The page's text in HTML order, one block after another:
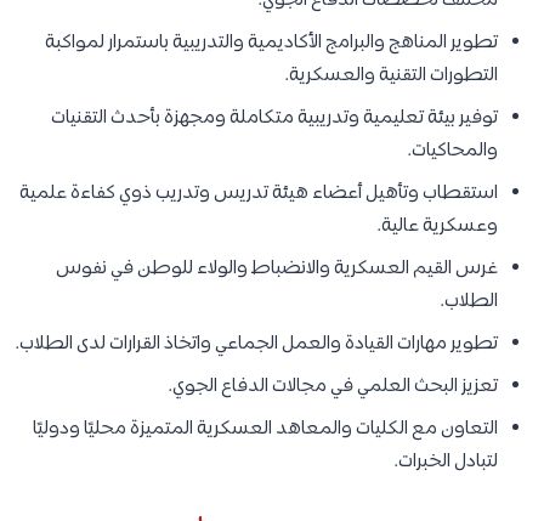
تطوير المناهج والبرامج الأكاديمية والتدريبية باستمرار لمواكبة
التطورات التقنية والعسكرية.
توفير بيئة تعليمية وتدريبية متكاملة ومجهزة بأحدث التقنيات
والمحاكيات.
استقطاب وتأهيل أعضاء هيئة تدريس وتدريب ذوي كفاءة علمية
وعسكرية عالية.
غرس القيم العسكرية والانضباط والولاء للوطن في نفوس
الطلاب.
تطوير مهارات القيادة والعمل الجماعي واتخاذ القرارات لدى الطلاب.
تعزيز البحث العلمي في مجالات الدفاع الجوي.
التعاون مع الكليات والمعاهد العسكرية المتميزة محليًا ودوليًا
لتبادل الخبرات.